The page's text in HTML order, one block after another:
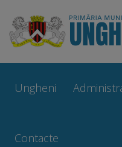
Ungheni
Prezentare
Simbolurile
Ungheni
Contacte